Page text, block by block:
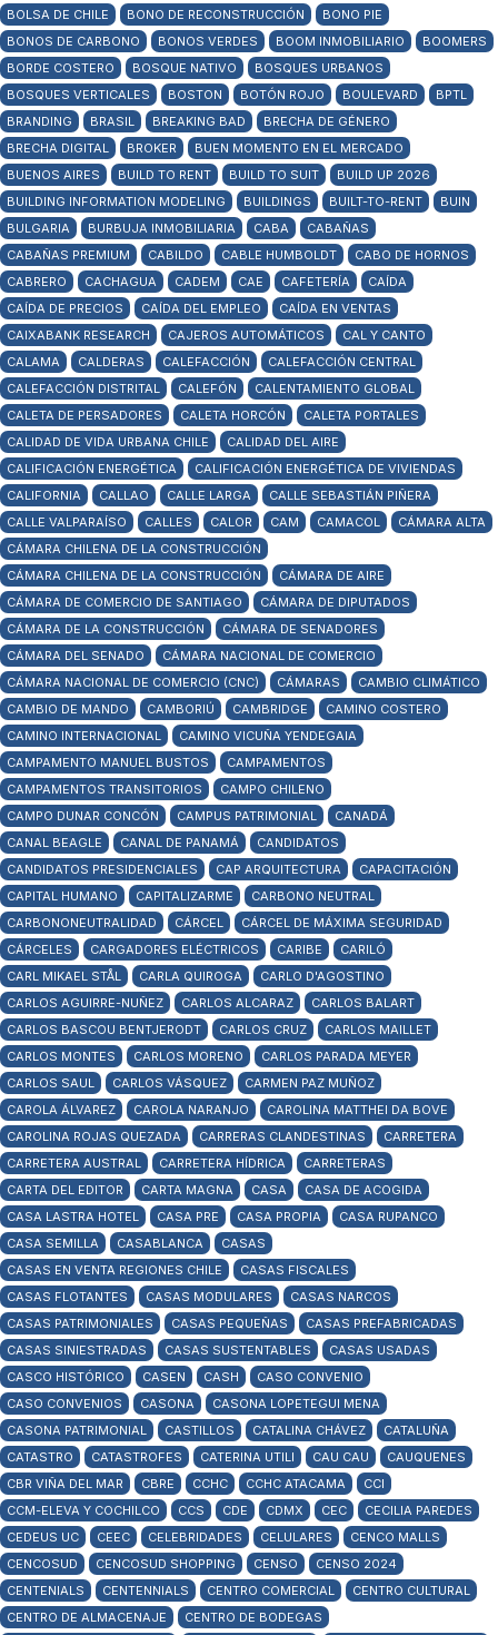
BOLSA DE CHILE BONO DE RECONSTRUCCIÓN
BONO PIE
BONOS DE CARBONO
BONOS VERDES BOOM INMOBILIARIO
BOOMERS
BORDE COSTERO
BOSQUE NATIVO
BOSQUES URBANOS
BOSQUES VERTICALES
BOSTON BOTÓN ROJO BOULEVARD
BPTL
BRANDING
BRASIL BREAKING BAD
BRECHA DE GÉNERO
BRECHA DIGITAL
BROKER
BUEN MOMENTO EN EL MERCADO
BUENOS AIRES
BUILD TO RENT BUILD TO SUIT
BUILD UP 2026
BUILDING INFORMATION MODELING
BUILDINGS BUILT-TO-RENT
BUIN
BULGARIA
BURBUJA INMOBILIARIA CABA
CABAÑAS
CABAÑAS PREMIUM
CABILDO CABLE HUMBOLDT
CABO DE HORNOS
CABRERO
CACHAGUA CADEM CAE CAFETERÍA
CAÍDA
CAÍDA DE PRECIOS
CAÍDA DEL EMPLEO
CAÍDA EN VENTAS
CAIXABANK RESEARCH
CAJEROS AUTOMÁTICOS
CAL Y CANTO
CALAMA
CALDERAS CALEFACCIÓN
CALEFACCIÓN CENTRAL
CALEFACCIÓN DISTRITAL
CALEFÓN
CALENTAMIENTO GLOBAL
CALETA DE PERSADORES
CALETA HORCÓN
CALETA PORTALES
CALIDAD DE VIDA URBANA CHILE
CALIDAD DEL AIRE
CALIFICACIÓN ENERGÉTICA
CALIFICACIÓN ENERGÉTICA DE VIVIENDAS
CALIFORNIA
CALLAO CALLE LARGA
CALLE SEBASTIÁN PIÑERA
CALLE VALPARAÍSO
CALLES CALOR CAM CAMACOL
CÁMARA ALTA
CÁMARA CHILENA DE LA CONSTRUCCIÓN
CÁMARA CHILENA DE LA CONSTRUCCIÓN
CÁMARA DE AIRE
CÁMARA DE COMERCIO DE SANTIAGO
CÁMARA DE DIPUTADOS
CÁMARA DE LA CONSTRUCCIÓN
CÁMARA DE SENADORES
CÁMARA DEL SENADO
CÁMARA NACIONAL DE COMERCIO
CÁMARA NACIONAL DE COMERCIO (CNC)
CÁMARAS
CAMBIO CLIMÁTICO
CAMBIO DE MANDO
CAMBORIÚ CAMBRIDGE
CAMINO COSTERO
CAMINO INTERNACIONAL
CAMINO VICUÑA YENDEGAIA
CAMPAMENTO MANUEL BUSTOS
CAMPAMENTOS
CAMPAMENTOS TRANSITORIOS
CAMPO CHILENO
CAMPO DUNAR CONCÓN
CAMPUS PATRIMONIAL
CANADÁ
CANAL BEAGLE
CANAL DE PANAMÁ
CANDIDATOS
CANDIDATOS PRESIDENCIALES
CAP ARQUITECTURA
CAPACITACIÓN
CAPITAL HUMANO
CAPITALIZARME
CARBONO NEUTRAL
CARBONONEUTRALIDAD
CÁRCEL
CÁRCEL DE MÁXIMA SEGURIDAD
CÁRCELES
CARGADORES ELÉCTRICOS CARIBE
CARILÓ
CARL MIKAEL STÅL
CARLA QUIROGA
CARLO D'AGOSTINO
CARLOS AGUIRRE-NUÑEZ
CARLOS ALCARAZ
CARLOS BALART
CARLOS BASCOU BENTJERODT
CARLOS CRUZ
CARLOS MAILLET
CARLOS MONTES
CARLOS MORENO
CARLOS PARADA MEYER
CARLOS SAUL
CARLOS VÁSQUEZ
CARMEN PAZ MUÑOZ
CAROLA ÁLVAREZ
CAROLA NARANJO
CAROLINA MATTHEI DA BOVE
CAROLINA ROJAS QUEZADA
CARRERAS CLANDESTINAS
CARRETERA
CARRETERA AUSTRAL
CARRETERA HÍDRICA
CARRETERAS
CARTA DEL EDITOR
CARTA MAGNA CASA
CASA DE ACOGIDA
CASA LASTRA HOTEL
CASA PRE CASA PROPIA
CASA RUPANCO
CASA SEMILLA
CASABLANCA
CASAS
CASAS EN VENTA REGIONES CHILE
CASAS FISCALES
CASAS FLOTANTES
CASAS MODULARES
CASAS NARCOS
CASAS PATRIMONIALES
CASAS PEQUEÑAS
CASAS PREFABRICADAS
CASAS SINIESTRADAS
CASAS SUSTENTABLES
CASAS USADAS
CASCO HISTÓRICO
CASEN CASH
CASO CONVENIO
CASO CONVENIOS
CASONA
CASONA LOPETEGUI MENA
CASONA PATRIMONIAL
CASTILLOS CATALINA CHÁVEZ
CATALUÑA
CATASTRO
CATASTROFES CATERINA UTILI CAU CAU
CAUQUENES
CBR VIÑA DEL MAR
CBRE CCHC CCHC ATACAMA
CCI
CCM-ELEVA Y COCHILCO
CCS CDE CDMX CEC
CECILIA PAREDES
CEDEUS UC
CEEC CELEBRIDADES CELULARES
CENCO MALLS
CENCOSUD
CENCOSUD SHOPPING CENSO
CENSO 2024
CENTENIALS
CENTENNIALS CENTRO COMERCIAL
CENTRO CULTURAL
CENTRO DE ALMACENAJE
CENTRO DE BODEGAS